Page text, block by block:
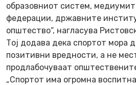
образовниот систем,
федерации, државните
општество“, нагласува
Тој додава дека спортот мора
позитивни вредности, а не
продлабочуваат
„Спортот има огромна воспитна